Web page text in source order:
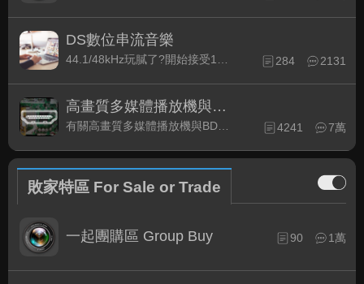
DS數位串流音樂
284 2131
高畫質多媒體播放機與BD討論區
有關高畫質多媒體播放機與BD相關討論區 4241 7萬
敗家特區 For Sale or Trade
一起團購區 Group Buy 90 1萬